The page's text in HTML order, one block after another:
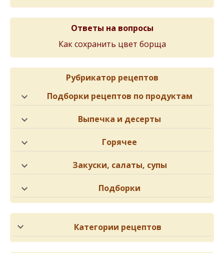
Ответы на вопросы
Как сохранить цвет борща
Рубрикатор рецептов
Подборки рецептов по продуктам
Выпечка и десерты
Горячее
Закуски, салаты, супы
Подборки
Категории рецептов